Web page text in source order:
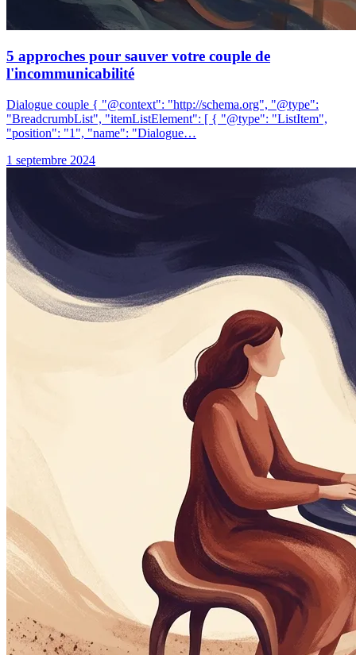
5 approches pour sauver votre couple de
l'incommunicabilité
Dialogue couple { "@context": "http://schema.org", "@type":
"BreadcrumbList", "itemListElement": [ { "@type": "ListItem",
"position": "1", "name": "Dialogue…
1 septembre 2024